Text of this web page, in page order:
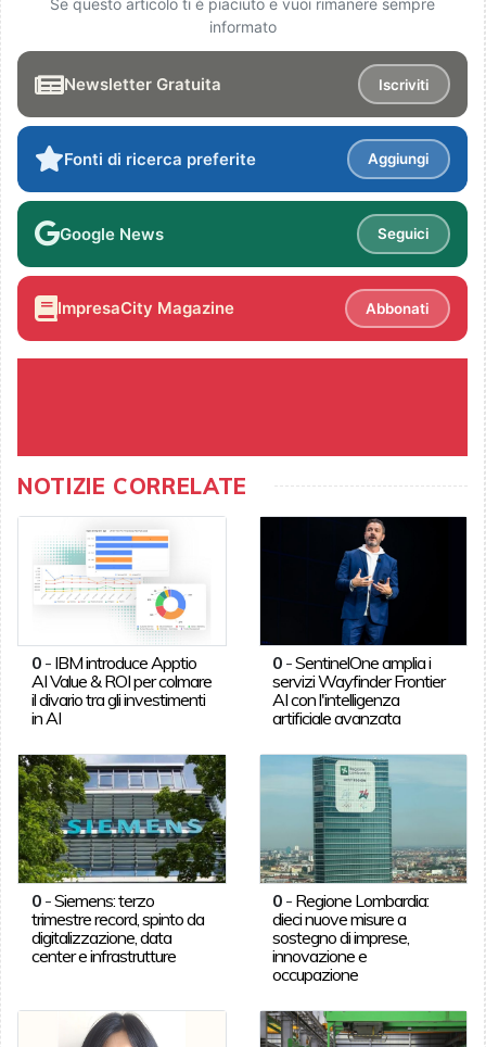
Se questo articolo ti è piaciuto e vuoi rimanere sempre
informato
Newsletter Gratuita Iscriviti
Fonti di ricerca preferite Aggiungi
Google News Seguici
ImpresaCity Magazine Abbonati
NOTIZIE CORRELATE
0- IBM introduce Apptio
AI Value & ROI per colmare
il divario tra gli investimenti
in AI
0 -SentinelOne amplia i
servizi Wayfinder Frontier
AI con l'intelligenza
artificiale avanzata
0-Siemens: terzo
trimestre record, spinto da
digitalizzazione, data
center e infrastrutture
0 - Regione Lombardia:
dieci nuove misure a
sostegno di imprese,
innovazione e
occupazione